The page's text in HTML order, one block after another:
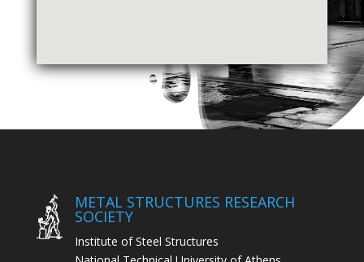
METAL STRUCTURES RESEARCH
SOCIETY
Institute of Steel Structures